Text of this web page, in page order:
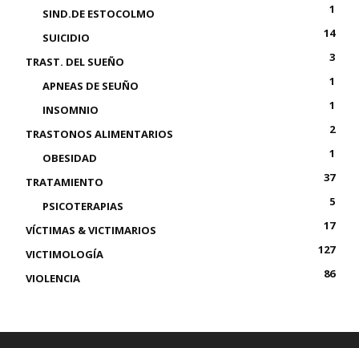
SIND.DE ESTOCOLMO
1
SUICIDIO
14
TRAST. DEL SUEÑO
3
APNEAS DE SEUÑO
1
INSOMNIO
1
TRASTONOS ALIMENTARIOS
2
OBESIDAD
1
TRATAMIENTO
37
PSICOTERAPIAS
5
VÍCTIMAS & VICTIMARIOS
17
VICTIMOLOGÍA
127
VIOLENCIA
86